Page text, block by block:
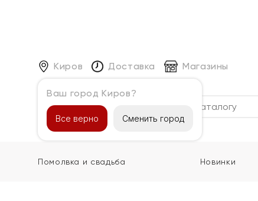
Киров
Ваш город Киров?
Все верно Сменить город
Доставка Магазины
Каталог
Помолвка и свадьба Новинки